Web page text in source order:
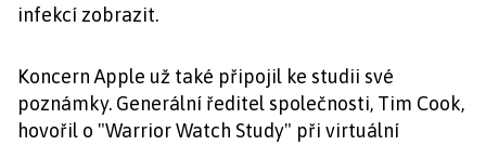
infekcí zobrazit.
Koncern Apple už také připojil ke studii své
poznámky. Generální ředitel společnosti, Tim Cook,
hovořil o "Warrior Watch Study" při virtuální